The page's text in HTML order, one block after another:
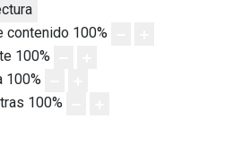
contenido 100%
100%
100%
100%